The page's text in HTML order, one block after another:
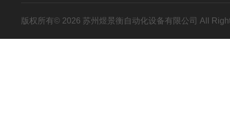
版权所有© 2026 苏州煜景衡自动化设备有限公司 All